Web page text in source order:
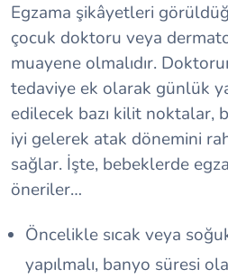
Egzama şikâyetleri
çocuk doktoru veya
muayene olmalıdır.
tedaviye ek olarak günlük
edilecek bazı kilit noktalar,
iyi gelerek atak dönemini
sağlar. İşte, bebeklerde
öneriler…
Öncelikle sıcak veya
yapılmalı, banyo süresi